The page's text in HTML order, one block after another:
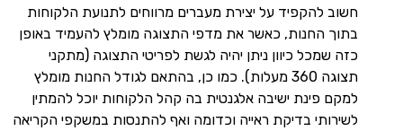
חשוב להקפיד על יצירת מעברים מרווחים לתנועת הלקוחות
בתוך החנות, כאשר את מדפי התצוגה מומלץ להעמיד באופן
כזה שמכל כיוון ניתן יהיה לגשת לפריטי התצוגה (מתקני
תצוגה 360 מעלות). כמו כן, בהתאם לגודל החנות מומלץ
למקם פינת ישיבה אלגנטית בה קהל הלקוחות יוכל להמתין
לשירותי בדיקת ראייה וכדומה ואף להתנסות במשקפי הקריאה